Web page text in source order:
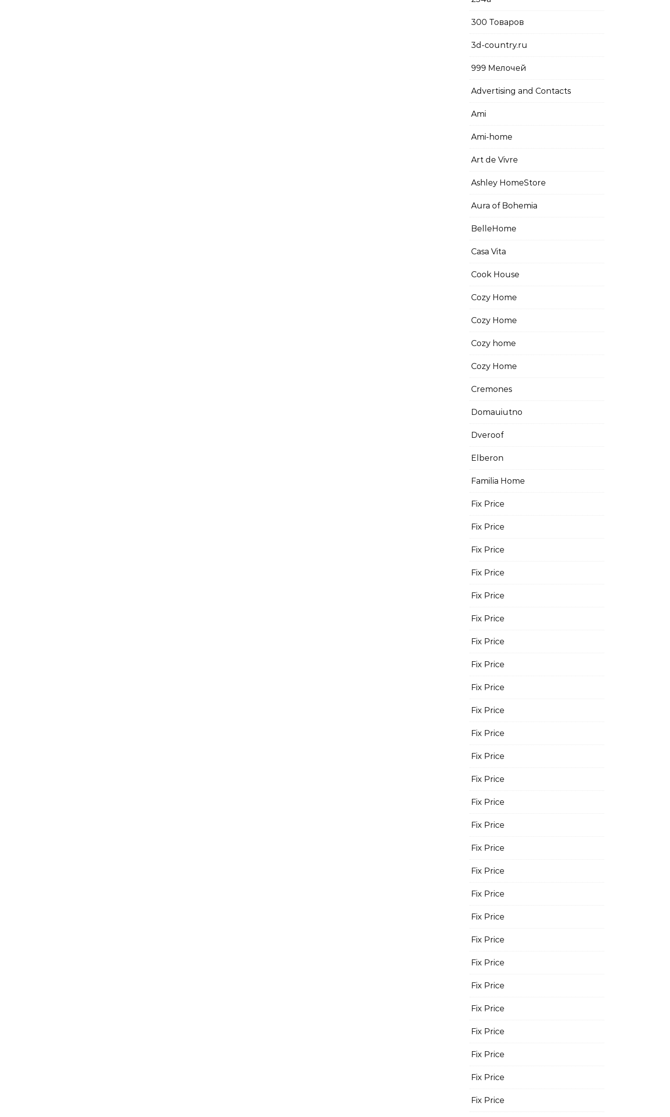
300 Товаров
3d-country.ru
999 Мелочей
Advertising and Contacts
Ami
Ami-home
Art de Vivre
Ashley HomeStore
Aura of Bohemia
BelleHome
Casa Vita
Cook House
Cozy Home
Cozy Home
Cozy home
Cozy Home
Cremones
Domauiutno
Dveroof
Elberon
Familia Home
Fix Price
Fix Price
Fix Price
Fix Price
Fix Price
Fix Price
Fix Price
Fix Price
Fix Price
Fix Price
Fix Price
Fix Price
Fix Price
Fix Price
Fix Price
Fix Price
Fix Price
Fix Price
Fix Price
Fix Price
Fix Price
Fix Price
Fix Price
Fix Price
Fix Price
Fix Price
Fix Price